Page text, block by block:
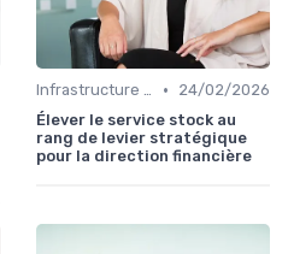
Infrastructure IT •
24/02/2026
Élever le service stock au
rang de levier stratégique
pour la direction financière